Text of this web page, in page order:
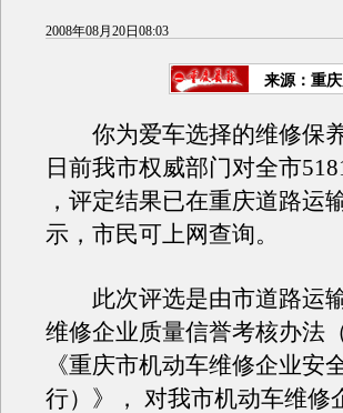
2008年08月20日08:03
来源：重
你为爱车选择的维修保养
日前我市权威部门对全市
，评定结果已在重庆道路运
示，市民可上网查询。
此次评选是由市道路运
维修企业质量信誉考核办法
《重庆市机动车维修企业安
行）》， 对我市机动车维修